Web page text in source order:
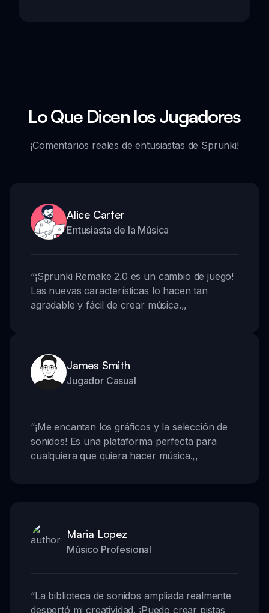
Lo Que Dicen los Jugadores
¡Comentarios reales de entusiastas de Sprunki!
Alice Carter
Entusiasta de la Música
“¡Sprunki Remake 2.0 es un cambio de juego!
Las nuevas características lo hacen tan
agradable y fácil de crear música.,,
James Smith
Jugador Casual
“¡Me encantan los gráficos y la selección de
sonidos! Es una plataforma perfecta para
cualquiera que quiera hacer música.,,
Maria Lopez
Músico Profesional
“La biblioteca de sonidos ampliada realmente
despertó mi creatividad. ¡Puedo crear pistas